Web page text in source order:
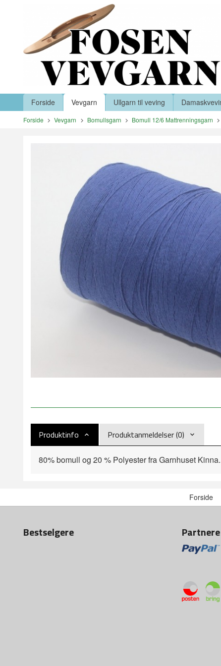
Produkter
Forside Vevgarn Ullgarn til veving
Forside Vevgarn Bomullsgarn Bomull 12/6 Mattrenningsgarn
Produktinfo Produktanmeldelser (0)
80% bomull og 20 % Polyester fra Garnhuset
Forside
Bestselgere Partnere